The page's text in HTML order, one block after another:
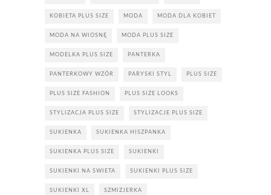
KOBIETA PLUS SIZE MODA MODA DLA KOBIET
MODA NA WIOSNĘ MODA PLUS SIZE
MODELKA PLUS SIZE PANTERKA
PANTERKOWY WZÓR PARYSKI STYL PLUS SIZE
PLUS SIZE FASHION PLUS SIZE LOOKS
STYLIZACJA PLUS SIZE STYLIZACJE PLUS SIZE
SUKIENKA SUKIENKA HISZPANKA
SUKIENKA PLUS SIZE SUKIENKI
SUKIENKI NA SWIETA SUKIENKI PLUS SIZE
SUKIENKI XL SZMIZJERKA